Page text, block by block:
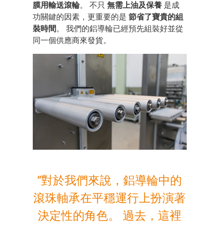
膜用輸送滾輪。 不只 無需上油及保養是成
功關鍵的因素，更重要的是 節省了寶貴的組
裝時間。 我們的鋁導輪已經預先組裝好並從
同一個供應商來發貨。
“對於我們來說，鋁導輪中的
滾珠軸承在平穩運行上扮演著
決定性的角色。 過去，這裡